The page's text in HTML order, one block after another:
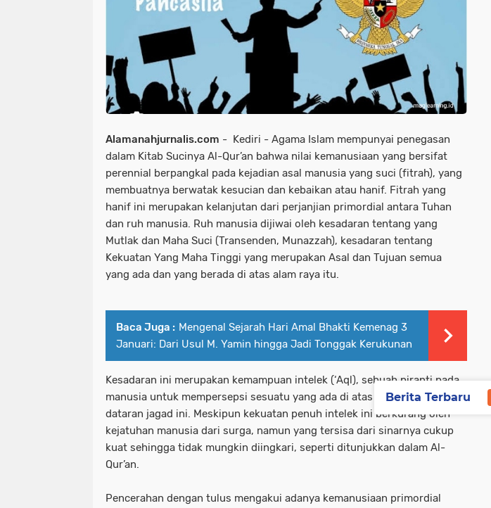
Alamanahjurnalis.com - Kediri - Agama Islam mempunyai penegasan
dalam Kitab Sucinya Al-Qur’an bahwa nilai kemanusiaan yang bersifat
perennial berpangkal pada kejadian asal manusia yang suci (fitrah), yang
membuatnya berwatak kesucian dan kebaikan atau hanif. Fitrah yang
hanif ini merupakan kelanjutan dari perjanjian primordial antara Tuhan
dan ruh manusia. Ruh manusia dijiwai oleh kesadaran tentang yang
Mutlak dan Maha Suci (Transenden, Munazzah), kesadaran tentang
Kekuatan Yang Maha Tinggi yang merupakan Asal dan Tujuan semua
yang ada dan yang berada di atas alam raya itu.
Baca Juga : Mengenal Sejarah Hari Amal Bhakti Kemenag 3
Januari: Dari Usul M. Yamin hingga Jadi Tonggak Kerukunan
Kesadaran ini merupakan kemampuan intelek (‘Aql), sebuah piranti pada
manusia untuk mempersepsi sesuatu yang ada di atas dan di luar
dataran jagad ini. Meskipun kekuatan penuh intelek ini berkurang oleh
kejatuhan manusia dari surga, namun yang tersisa dari sinarnya cukup
kuat sehingga tidak mungkin diingkari, seperti ditunjukkan dalam Al-
Qur’an.
Pencerahan dengan tulus mengakui adanya kemanusiaan primordial
Berita Terbaru